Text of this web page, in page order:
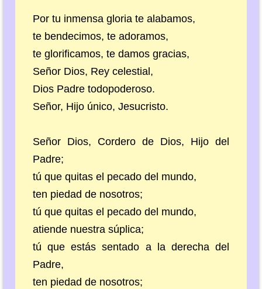
Por tu inmensa gloria te alabamos,
te bendecimos, te adoramos,
te glorificamos, te damos gracias,
Señor Dios, Rey celestial,
Dios Padre todopoderoso.
Señor, Hijo único, Jesucristo.
Señor Dios, Cordero de Dios, Hijo del
Padre;
tú que quitas el pecado del mundo,
ten piedad de nosotros;
tú que quitas el pecado del mundo,
atiende nuestra súplica;
tú que estás sentado a la derecha del
Padre,
ten piedad de nosotros;